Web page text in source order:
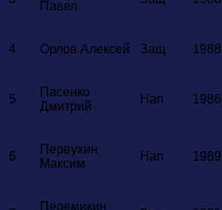
Павел
4 Орлов Алексей Защ 1988
5
Пасенко
Дмитрий
Нап 1986
6
Первухин
Максим
Нап 1989
Перемикин